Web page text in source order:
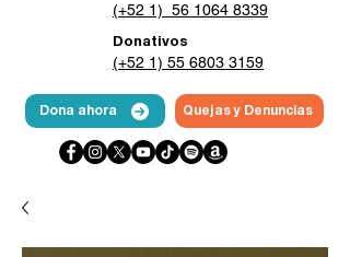
(+52 1) 56 1064 8339
Donativos
(+52 1) 55 6803 3159
Dona ahora Quejas y Denuncias